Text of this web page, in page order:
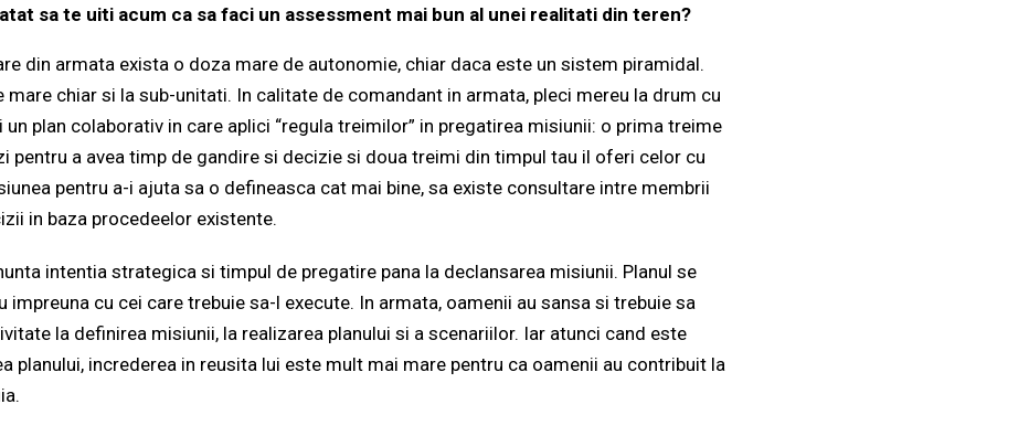
sa te uiti acum ca sa faci un assessment mai bun al unei realitati din teren?
din armata exista o doza mare de autonomie, chiar daca este un sistem piramidal.
mare chiar si la sub-unitati. In calitate de comandant in armata, pleci mereu la drum cu
un plan colaborativ in care aplici “regula treimilor” in pregatirea misiunii: o prima treime
pentru a avea timp de gandire si decizie si doua treimi din timpul tau il oferi celor cu
pentru a-i ajuta sa o defineasca cat mai bine, sa existe consultare intre membrii
in baza procedeelor existente.
intentia strategica si timpul de pregatire pana la declansarea misiunii. Planul se
impreuna cu cei care trebuie sa-l execute. In armata, oamenii au sansa si trebuie sa
la definirea misiunii, la realizarea planului si a scenariilor. Iar atunci cand este
planului, increderea in reusita lui este mult mai mare pentru ca oamenii au contribuit la